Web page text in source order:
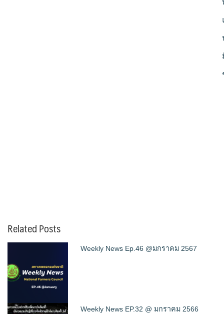
Related Posts
Weekly News Ep.46 @มกราคม 2567
Weekly News EP.32 @ มกราคม 2566